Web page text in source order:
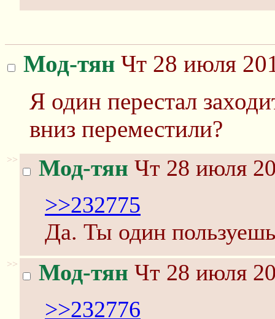
Мод-тян Чт 28 июля
Я один перестал
вниз переместили?
>> Мод-тян Чт 28 июля
>>232775
Да. Ты один
>> Мод-тян Чт 28 июля
>>232776